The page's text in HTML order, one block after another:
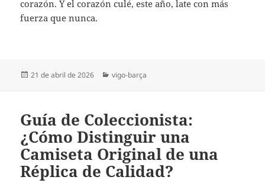
corazón. Y el corazón culé, este año, late con más
fuerza que nunca.
Publicado
21 de abril de 2026 Categorías
vigo-barça
Guía de Coleccionista:
¿Cómo Distinguir una
Camiseta Original de una
Réplica de Calidad?